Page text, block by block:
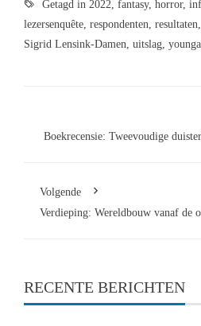
Getagd in 2022 fantasy, horror,
lezersenquête respondenten resultaten
Sigrid Lensink-Damen uitslag
Boekrecensie: Tweevoudige
Volgende
Verdieping: Wereldbouw vanaf de
RECENTE BERICHTEN